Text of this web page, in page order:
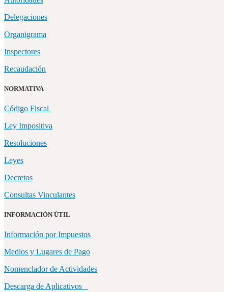
Delegaciones
Organigrama
Inspectores
Recaudación
NORMATIVA
Código Fiscal
Ley Impositiva
Resoluciones
Leyes
Decretos
Consultas Vinculantes
INFORMACIÓN ÚTIL
Información por Impuestos
Medios y Lugares de Pago
Nomenclador de Actividades
Descarga de Aplicativos